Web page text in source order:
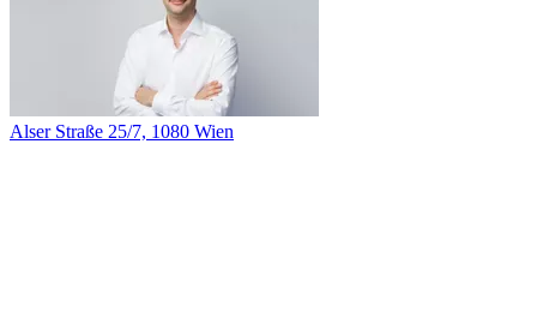
Alser Straße 25/7, 1080 Wien